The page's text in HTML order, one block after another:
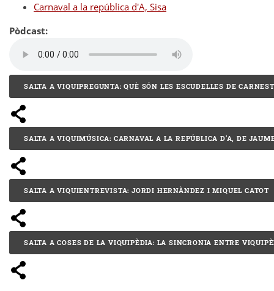
Carnaval a la república d'A, Sisa
Pòdcast:
SALTA A VIQUIPREGUNTA: QUÈ SÓN LES ESCUDELLES DE
SALTA A VIQUIMÚSICA: CARNAVAL A LA REPÚBLICA D'A, DE
SALTA A VIQUIENTREVISTA: JORDI HERNÀNDEZ I MIQUEL CATOT
SALTA A COSES DE LA VIQUIPÈDIA: LA SINCRONIA ENTRE